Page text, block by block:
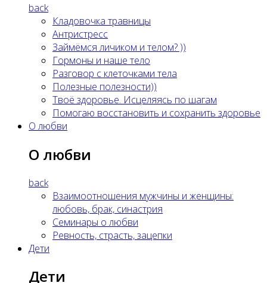
back
Кладовочка травницы
Антристресс
Займёмся личиком и телом? ))
Гормоны и наше тело
Разговор с клеточками тела
Полезные полезности))
Твоё здоровье. Исцеляясь по шагам
Помогаю восстановить и сохранить здоровье
О любви
О любви
back
Взаимоотношения мужчины и женщины:
любовь, брак, синастрия
Семинары о любви
Ревность, страсть, зацепки
Дети
Дети